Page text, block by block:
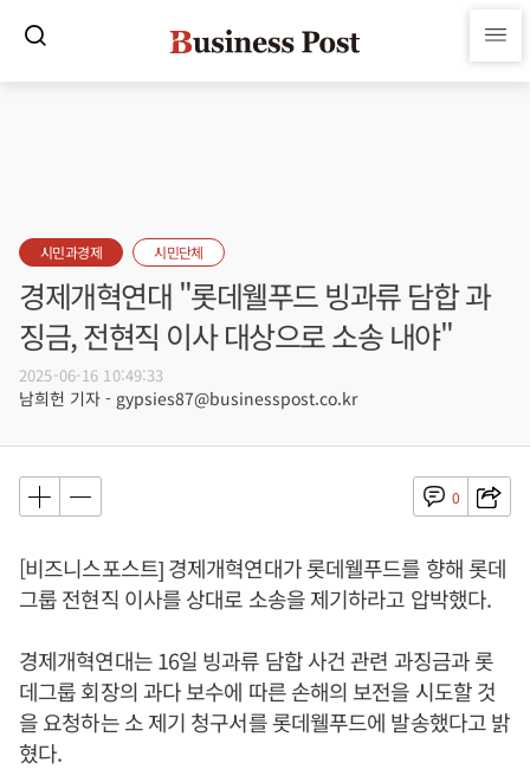
시민과경제 시민단체
경제개혁연대 "롯데웰푸드 빙과류 담합 과
징금, 전현직 이사 대상으로 소송 내야"
2025-06-16 10:49:33
남희헌 기자 - gypsies87@businesspost.co.kr
0
[비즈니스포스트] 경제개혁연대가 롯데웰푸드를 향해 롯데
그룹 전현직 이사를 상대로 소송을 제기하라고 압박했다.
경제개혁연대는 16일 빙과류 담합 사건 관련 과징금과 롯
데그룹 회장의 과다 보수에 따른 손해의 보전을 시도할 것
을 요청하는 소 제기 청구서를 롯데웰푸드에 발송했다고 밝
혔다.